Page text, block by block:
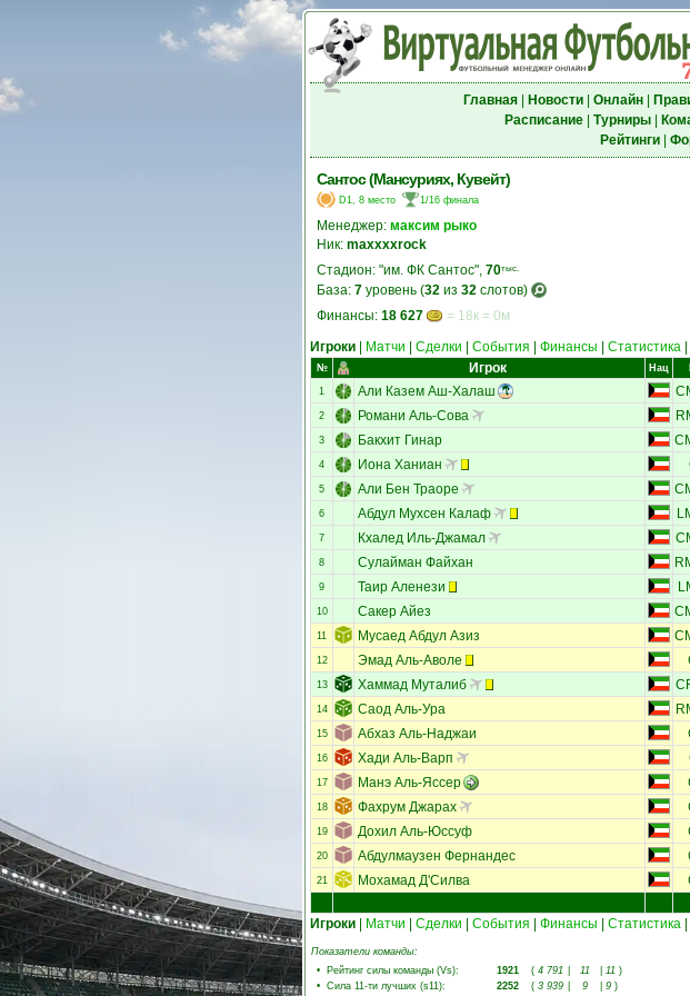
Главная| Новости| Онлайн|
Расписание| Турниры|
Рейтинги|
Сантос (Мансуриях, Кувейт)
D1, 8 место 1/16 финала
Менеджер: максим рыко
Ник: maxxxxrock
Стадион: "им. ФК Сантос", 70тыс.
База: 7 уровень (32 из 32 слотов)
Финансы: 18 627 = 18к = 0м
Игроки Матчи Сделки События Финансы Статистика
№ Игрок Нац
1 Али Казем Аш-Халаш
2 Романи Аль-Сова
3 Бакхит Гинар
4 Иона Ханиан
5 Али Бен Траоре
6 Абдул Мухсен Калаф
7 Кхалед Иль-Джамал
8 Сулайман Файхан
9 Таир Аленези
10 Сакер Айез
11 Мусаед Абдул Азиз
12 Эмад Аль-Аволе
13 Хаммад Муталиб
14 Саод Аль-Ура
15 Абхаз Аль-Наджаи
16 Хади Аль-Варп
17 Манэ Аль-Яссер
18 Фахрум Джарах
19 Дохил Аль-Юссуф
20 Абдулмаузен Фернандес
21 Мохамад Д'Силва
Игроки
Матчи Сделки События Финансы Статистика
Показатели команды:
• Рейтинг силы команды (Vs): 1921 ( 4 791 11 11 )
• Сила 11-ти лучших (s11): 2252 ( 3 939 9 9 )